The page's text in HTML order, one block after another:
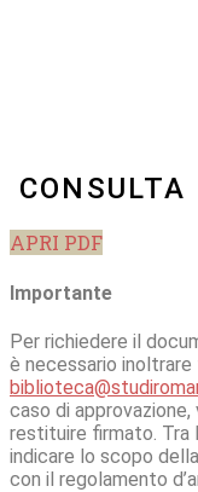
APRI PDF
Importante
Per richiedere il
è necessario
caso di
restituire firmato. Tra
indicare lo scopo
con il regolamento